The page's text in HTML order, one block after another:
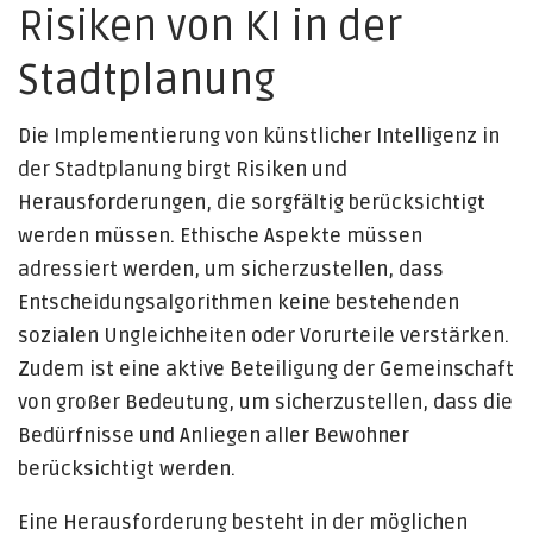
Risiken von KI in der
Stadtplanung
Die Implementierung von künstlicher Intelligenz in
der Stadtplanung birgt Risiken und
Herausforderungen, die sorgfältig berücksichtigt
werden müssen. Ethische Aspekte müssen
adressiert werden, um sicherzustellen, dass
Entscheidungsalgorithmen keine bestehenden
sozialen Ungleichheiten oder Vorurteile verstärken.
Zudem ist eine aktive Beteiligung der Gemeinschaft
von großer Bedeutung, um sicherzustellen, dass die
Bedürfnisse und Anliegen aller Bewohner
berücksichtigt werden.
Eine Herausforderung besteht in der möglichen